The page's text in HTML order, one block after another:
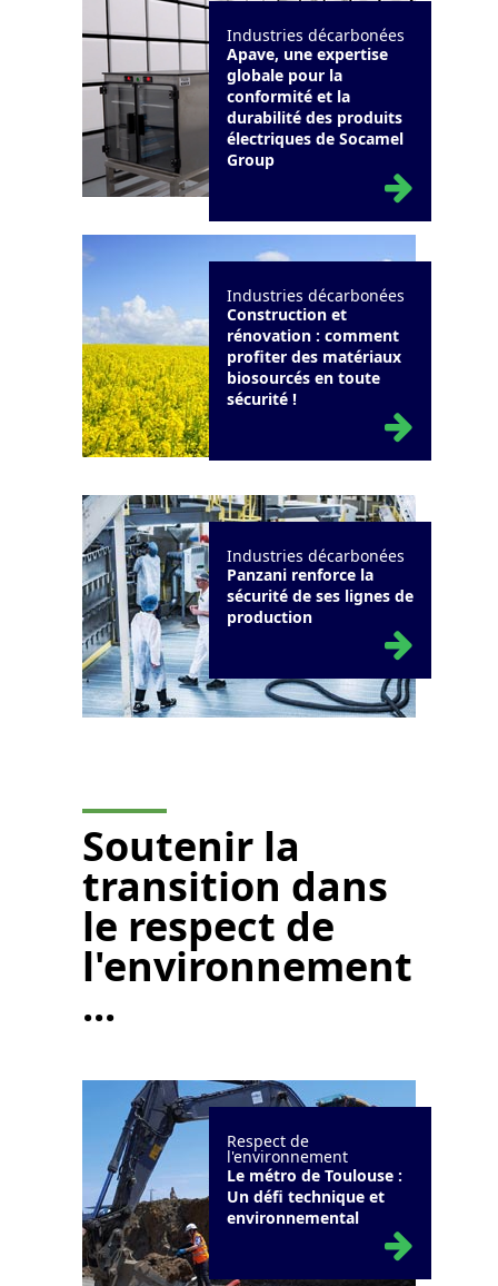
Industries décarbonées
Apave, une expertise
globale pour la
conformité et la
durabilité des produits
électriques de Socamel
Group
Industries décarbonées
Construction et
rénovation : comment
profiter des matériaux
biosourcés en toute
sécurité !
Industries décarbonées
Panzani renforce la
sécurité de ses lignes de
production
Soutenir la
transition dans
le respect de
l'environnement
...
Respect de
l'environnement
Le métro de Toulouse :
Un défi technique et
environnemental